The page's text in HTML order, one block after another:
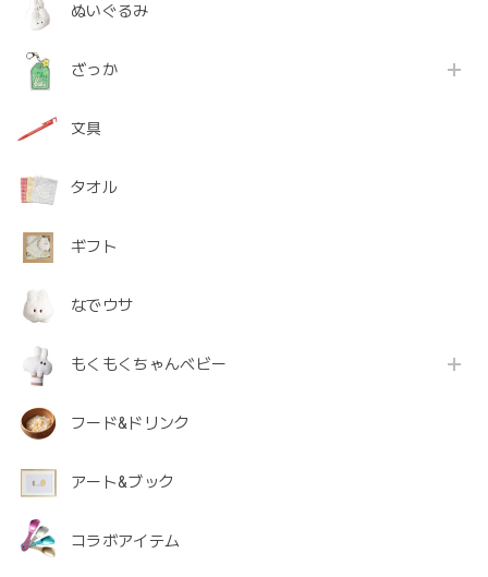
ぬいぐるみ
ざっか
文具
タオル
ギフト
なでウサ
もくもくちゃんベビー
フード&ドリンク
アート&ブック
コラボアイテム